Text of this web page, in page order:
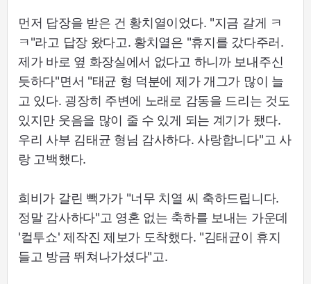
먼저 답장을 받은 건 황치열이었다. "지금 갈게 ㅋ
ㅋ"라고 답장 왔다고. 황치열은 "휴지를 갔다주러.
제가 바로 옆 화장실에서 없다고 하니까 보내주신
듯하다"면서 "태균 형 덕분에 제가 개그가 많이 늘
고 있다. 굉장히 주변에 노래로 감동을 드리는 것도
있지만 웃음을 많이 줄 수 있게 되는 계기가 됐다.
우리 사부 김태균 형님 감사하다. 사랑합니다"고 사
랑 고백했다.
희비가 갈린 빽가가 "너무 치열 씨 축하드립니다.
정말 감사하다"고 영혼 없는 축하를 보내는 가운데
'컬투쇼' 제작진 제보가 도착했다. "김태균이 휴지
들고 방금 뛰쳐나가셨다"고.